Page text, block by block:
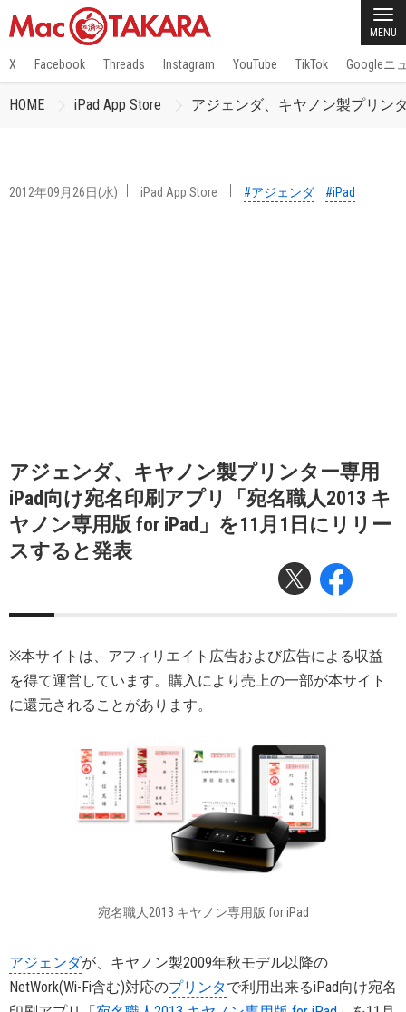
MENU
X Facebook Threads Instagram YouTube TikTok Googleニ
HOME iPad App Store アジェンダ、キヤノン製プリン
2012年09月26日(水) iPad App Store #アジェンダ #iPad
アジェンダ、キヤノン製プリンター専用
iPad向け宛名印刷アプリ「宛名職人2013 キ
ヤノン専用版 for iPad」を11月1日にリリー
スすると発表
※本サイトは、アフィリエイト広告および広告による収益
を得て運営しています。購入により売上の一部が本サイト
に還元されることがあります。
宛名職人2013 キヤノン専用版 for iPad
アジェンダが、キヤノン製2009年秋モデル以降の
NetWork(Wi-Fi含む)対応のプリンタで利用出来るiPad向け宛名